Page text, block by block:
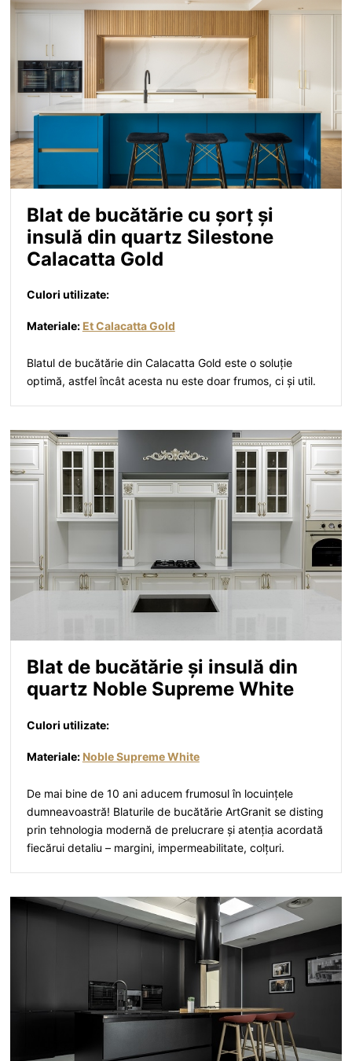
Blat de bucătărie cu șorț și
insulă din quartz Silestone
Calacatta Gold
Culori utilizate:
Materiale: Et Calacatta Gold
Blatul de bucătărie din Calacatta Gold este o soluție
optimă, astfel încât acesta nu este doar frumos, ci și util.
Blat de bucătărie și insulă din
quartz Noble Supreme White
Culori utilizate:
Materiale: Noble Supreme White
De mai bine de 10 ani aducem frumosul în locuințele
dumneavoastră! Blaturile de bucătărie ArtGranit se disting
prin tehnologia modernă de prelucrare și atenția acordată
fiecărui detaliu – margini, impermeabilitate, colțuri.